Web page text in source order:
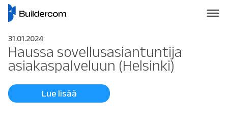
31.01.2024
Haussa sovellusasiantuntija
asiakaspalveluun (Helsinki)
Lue lisää